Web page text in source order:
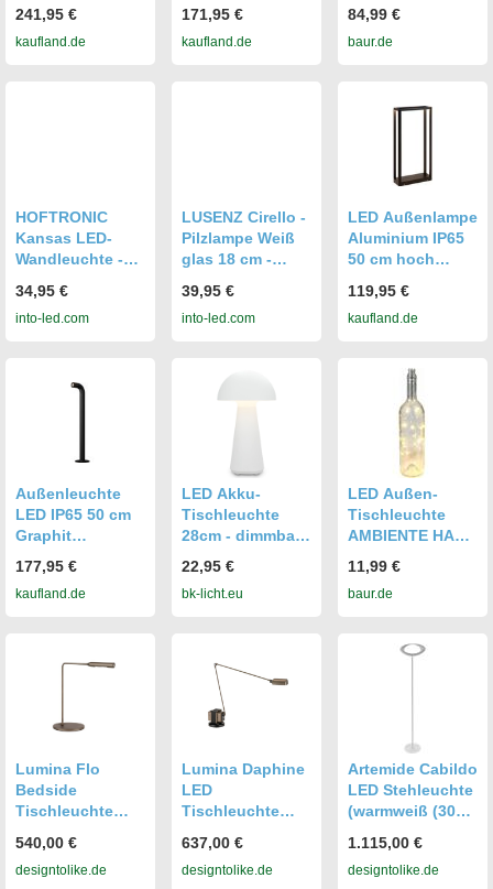
Warmweiß, 1816
lm, IP65, Grau
241,95 €
kaufland.de
Warmweiß, 1816
lm, IP65, Grau
171,95 €
kaufland.de
45cm, 1 Stk.,
Leuchten,
Stahl - 6,8W -
84,99 €
baur.de
HOFTRONIC
Kansas LED-
Wandleuchte -
3000K warmweiß
- IP65
Grau - Würfel -
34,95 €
into-led.com
LUSENZ Cirello -
Pilzlampe Weiß
glas 18 cm -
Tischleuchte -
Dimmbar -
Kommode - IP44
für Außen - USB-
C - 3000K
Warmweiß
39,95 €
into-led.com
LED Außenlampe
Aluminium IP65
50 cm hoch
3000 K warmweiß
335 lm Modern
119,95 €
kaufland.de
Außenleuchte
LED IP65 50 cm
Graphit
Licht 3000 K 150
lm Modern
177,95 €
kaufland.de
LED Akku-
Tischleuchte
28cm - dimmbar,
300lm, 2,6W,
3000K warmweiß,
22,95 €
bk-licht.eu
LED Außen-
Tischleuchte
AMBIENTE HAUS
LED-Licht
31cm",
B:7cm H:31cm
L:7cm, Leuchten
11,99 €
baur.de
Lumina Flo
Bedside
Tischleuchte
warmweiß
(3000K)) bronze
540,00 €
designtolike.de
Lumina Daphine
LED
Tischleuchte
warmweiß
(3000K)) bronze
637,00 €
designtolike.de
Artemide Cabildo
LED Stehleuchte
(warmweiß (3000
(3000 K)
1.115,00 €
designtolike.de